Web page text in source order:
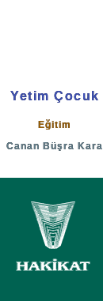
Yetim Çocuk
Eğitim
Canan Büşra Kara